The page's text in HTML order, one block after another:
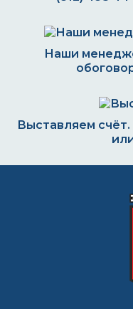
Наши
Выставляем
Формируем заказ